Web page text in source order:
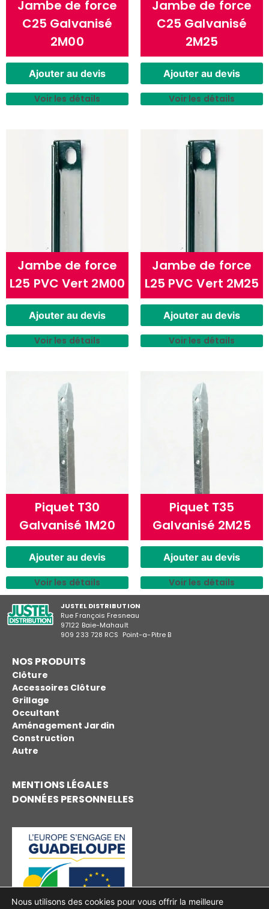
Jambe de force
C25 Galvanisé
2M00
Ajouter au devis
Voir les détails
Jambe de force
C25 Galvanisé
2M25
Ajouter au devis
Voir les détails
Jambe de force
L25 PVC Vert 2M00
Ajouter au devis
Voir les détails
Jambe de force
L25 PVC Vert 2M25
Ajouter au devis
Voir les détails
Piquet T30
Galvanisé 1M20
Ajouter au devis
Voir les détails
Piquet T35
Galvanisé 2M25
Ajouter au devis
Voir les détails
JUSTEL DISTRIBUTION
Rue François Fresneau
97122 Baie-Mahault
909 233 728 RCS Point-a-Pitre B
NOS PRODUITS
Clôture
Accessoires Clôture
Grillage
Occultant
Aménagement Jardin
Construction
Autre
MENTIONS LÉGALES
DONNÉES PERSONNELLES
Nous utilisons des cookies pour vous offrir la meilleure